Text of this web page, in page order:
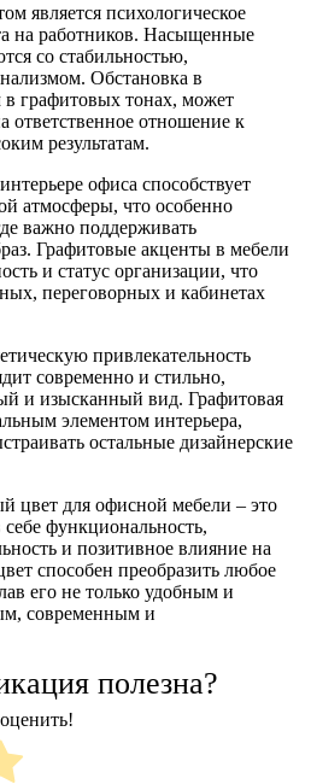
является психологическое
на работников. Насыщенные
со стабильностью,
Обстановка в
графитовых тонах, может
ответственное отношение к
результатам.
офиса способствует
атмосферы, что особенно
важно поддерживать
Графитовые акценты в мебели
и статус организации, что
переговорных и кабинетах
привлекательность
современно и стильно,
и изысканный вид. Графитовая
элементом интерьера,
остальные дизайнерские
цвет для офисной мебели – это
функциональность,
и позитивное влияние на
способен преобразить любое
его не только удобным и
современным и
полезна?